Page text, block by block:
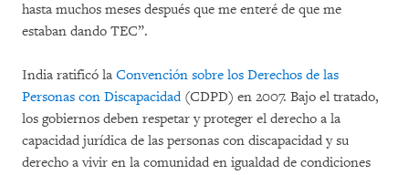
hasta muchos meses después que me enteré de que me
estaban dando TEC”.
India ratificó la Convención sobre los Derechos de las
Personas con Discapacidad(CDPD) en 2007. Bajo el tratado,
los gobiernos deben respetar y proteger el derecho a la
capacidad jurídica de las personas con discapacidad y su
derecho a vivir en la comunidad en igualdad de condiciones